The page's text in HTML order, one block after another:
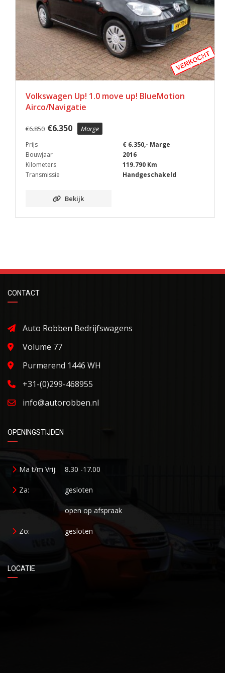
Volkswagen Up! 1.0 move up! BlueMotion
Airco/Navigatie
€6.850 €6.350 Marge
Prijs
€ 6.350,- Marge
Bouwjaar
2016
Kilometers
119.790 Km
Transmissie
Handgeschakeld
Bekijk
CONTACT
Auto Robben Bedrijfswagens
Volume 77
Purmerend 1446 WH
+31-(0)299-468955
info@autorobben.nl
OPENINGSTIJDEN
Ma t/m Vrij: 8.30 -17.00
Za: gesloten
open op afspraak
Zo: gesloten
LOCATIE